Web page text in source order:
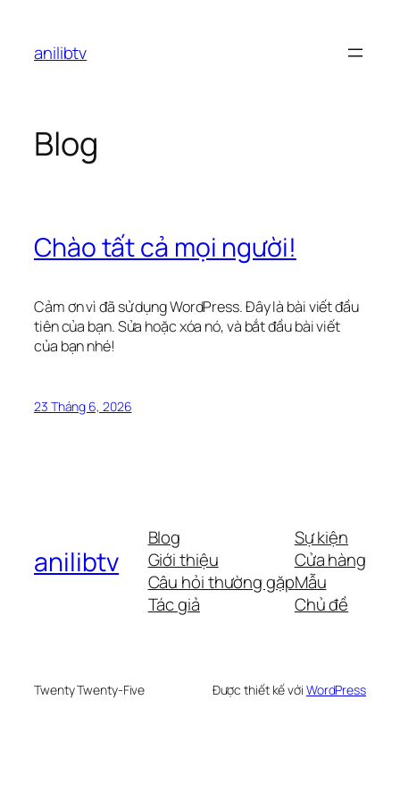
phầnanilibtv
Blog
Chào tất cả mọi người!
Cảm ơn vì đã sử dụng WordPress. Đây là bài viết đầu
tiên của bạn. Sửa hoặc xóa nó, và bắt đầu bài viết
của bạn nhé!
23 Tháng 6, 2026
anilibtv
Blog
Giới thiệu
Câu hỏi thường gặp
Tác giả
Sự kiện
Cửa hàng
Mẫu
Chủ đề
Twenty Twenty-Five Được thiết kế với WordPress